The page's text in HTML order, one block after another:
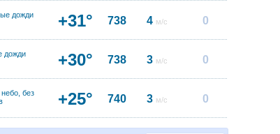
дожди +31° 738 4 м/с 0
дожди +30° 738 3 м/с 0
без
+25° 740 3 м/с 0